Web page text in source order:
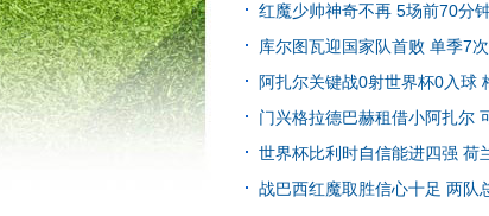
红魔少帅神奇不再 5场前70分
库尔图瓦迎国家队首败 单季7
阿扎尔关键战0射世界杯0入球
门兴格拉德巴赫租借小阿扎尔
世界杯比利时自信能进四强 荷
战巴西红魔取胜信心十足 两队